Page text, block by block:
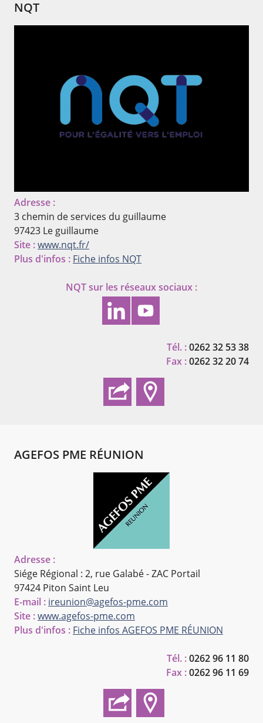
NQT
Adresse :
3 chemin de services du guillaume
97423 Le guillaume
Site :www.nqt.fr/
Plus d'infos : Fiche infos NQT
NQTsur les réseaux sociaux :
Tél. :0262 32 53 38
Fax :0262 32 20 74
AGEFOS PME RÉUNION
Adresse :
Siége Régional : 2, rue Galabé - ZAC Portail
97424 Piton Saint Leu
E-mail : ireunion@agefos-pme.com
Site :www.agefos-pme.com
Plus d'infos : Fiche infos AGEFOS PME RÉUNION
Tél. :0262 96 11 80
Fax :0262 96 11 69